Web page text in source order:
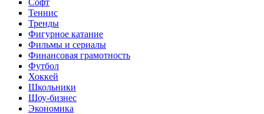
Теннис
Тренды
Фигурное катание
Фильмы и сериалы
Финансовая грамотность
Футбол
Хоккей
Школьники
Шоу-бизнес
Экономика